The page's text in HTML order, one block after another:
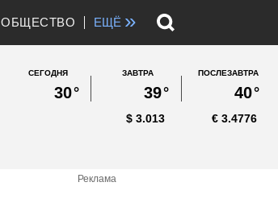
ОБЩЕСТВО ЕЩЁ »
СЕГОДНЯ
30°
ЗАВТРА
39°
ПОСЛЕЗАВТРА
40°
3.013
$ 3.4776
€
Реклама